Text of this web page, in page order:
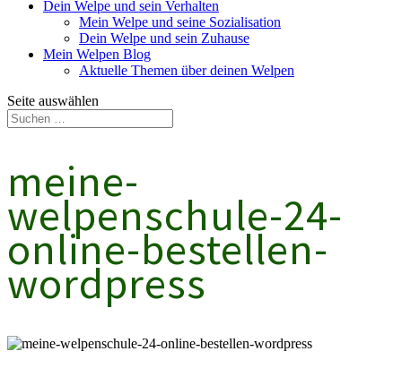
Dein Welpe und sein Verhalten
Mein Welpe und seine Sozialisation
Dein Welpe und sein Zuhause
Mein Welpen Blog
Aktuelle Themen über deinen Welpen
Seite auswählen
meine-
welpenschule-24-
online-bestellen-
wordpress